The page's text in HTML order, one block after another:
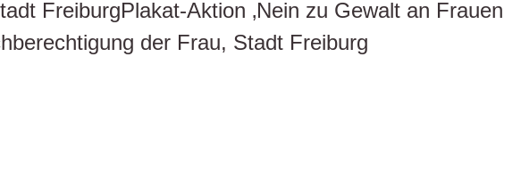
FreiburgPlakat-Aktion ‚Nein zu Gewalt an Frauen
der Frau, Stadt Freiburg